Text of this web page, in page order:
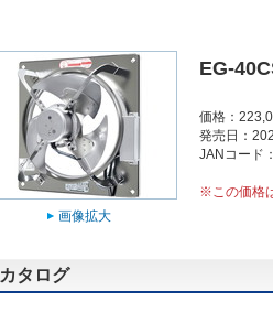
画像拡大
EG-
価格：
発売日：
JANコード
※この価格
カタログ